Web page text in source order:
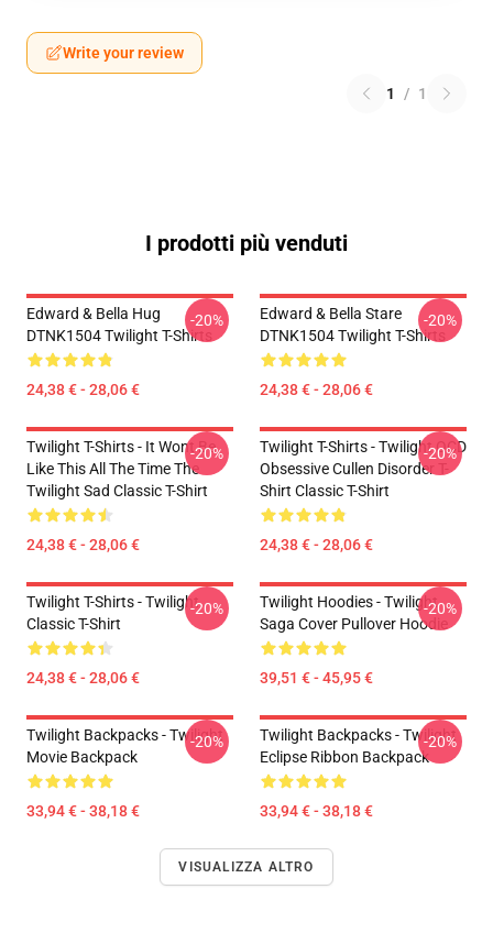
Write your review
1 / 1
I prodotti più venduti
Edward & Bella Hug
DTNK1504 Twilight T-Shirts
24,38 € - 28,06 €
-20%
Edward & Bella Stare
DTNK1504 Twilight T-Shirts
24,38 € - 28,06 €
-20%
Twilight T-Shirts - It Wont Be
Like This All The Time The
Twilight Sad Classic T-Shirt
24,38 € - 28,06 €
-20%
Twilight T-Shirts - Twilight OCD
Obsessive Cullen Disorder T-
Shirt Classic T-Shirt
24,38 € - 28,06 €
-20%
Twilight T-Shirts - Twilight
Classic T-Shirt
24,38 € - 28,06 €
-20%
Twilight Hoodies - Twilight
Saga Cover Pullover Hoodie
39,51 € - 45,95 €
-20%
Twilight Backpacks - Twilight
Movie Backpack
33,94 € - 38,18 €
-20%
Twilight Backpacks - Twilight
Eclipse Ribbon Backpack
33,94 € - 38,18 €
-20%
VISUALIZZA ALTRO